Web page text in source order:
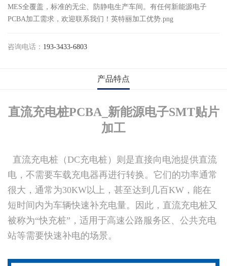
MES全覆盖，标准的无尘、防静电生产车间。有任何新能源电子
PCBA加工需求，欢迎联系我们！英特丽加工优势.png
咨询电话： 193-3433-6803
产品特点
直流充电桩PCBA_新能源电子SMT贴片
加工
直流充电桩（DC充电桩）则是直接向电池提供直流
电，不需要车载充电器再进行转换。它们的功率通常
很大，通常为30KW以上，甚至达到几百KW，能在
短时间内为车辆快速补充电量。因此，直流充电桩又
被称为“快充桩”，适用于高速公路服务区、公共充电
站等需要快速补电的场景。